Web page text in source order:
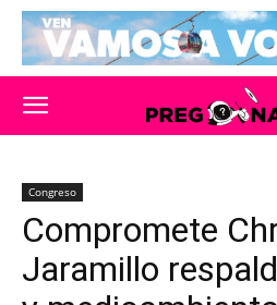
Congreso
Compromete
Jaramillo